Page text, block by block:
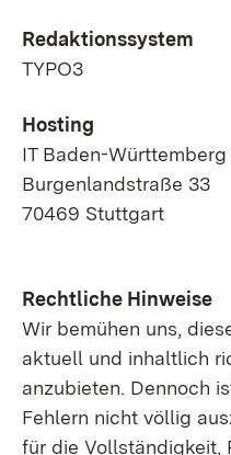
Redaktionssystem
TYPO3
Hosting
IT Baden-
Burgenlandstraße 33
70469 Stuttgart
Rechtliche Hinweise
Wir bemühen uns,
aktuell und inhaltlich
anzubieten. Dennoch
Fehlern nicht völlig
für die Vollständigkeit,